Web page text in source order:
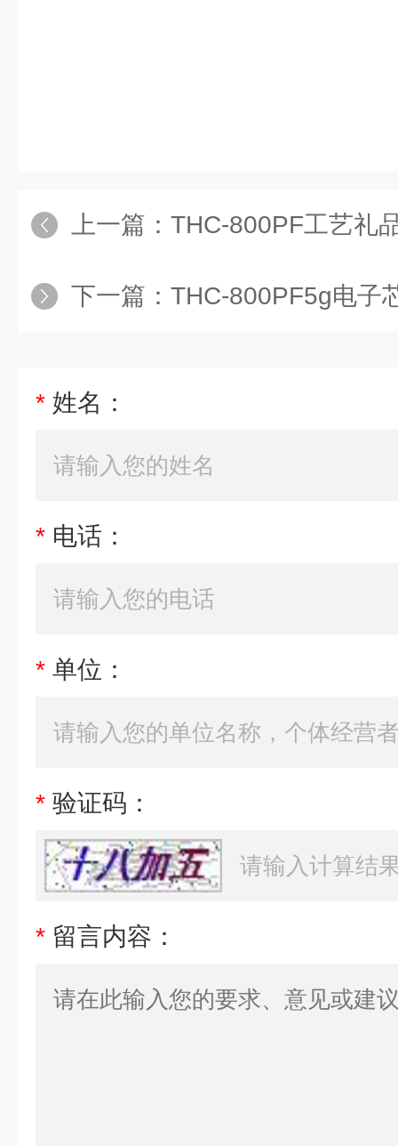
上一篇： THC-800PF工艺礼
下一篇： THC-800PF5g电子
* 姓名：
* 电话：
* 单位：
* 验证码：
* 留言内容：